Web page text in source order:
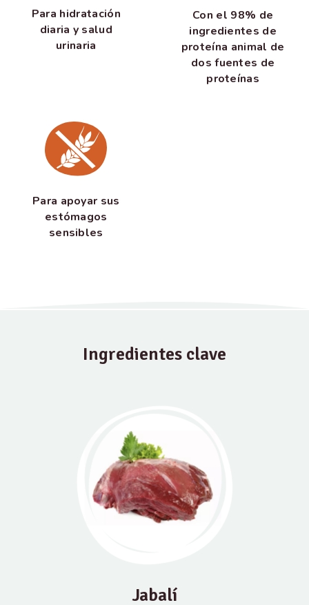
Para hidratación
diaria y salud
urinaria
Con el 98% de
ingredientes de
proteína animal de
dos fuentes de
proteínas
Para apoyar sus
estómagos
sensibles
Ingredientes clave
Jabalí